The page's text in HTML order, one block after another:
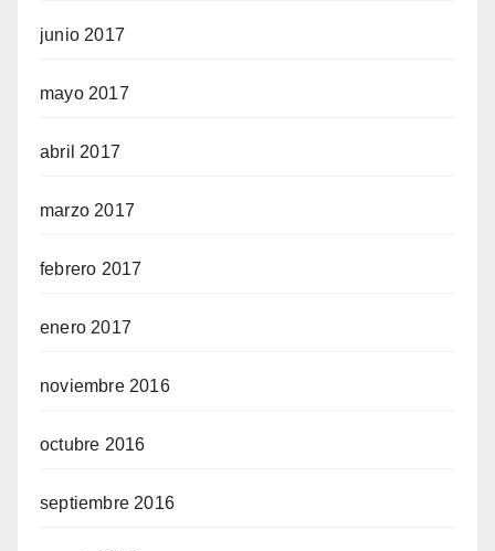
junio 2017
mayo 2017
abril 2017
marzo 2017
febrero 2017
enero 2017
noviembre 2016
octubre 2016
septiembre 2016